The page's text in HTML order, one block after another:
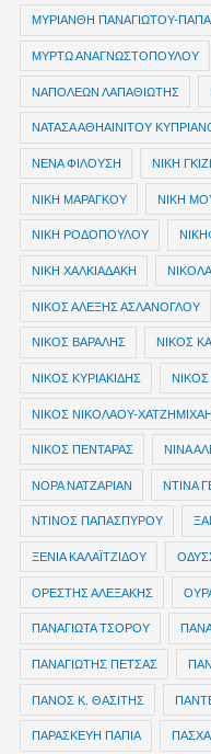
ΜΥΡΙΑΝΘΗ ΠΑΝΑΓΙΩΤΟΥ-
ΜΥΡΤΩ ΑΝΑΓΝΩΣΤΟΠΟΥΛΟΥ
ΝΑΠΟΛΕΩΝ ΛΑΠΑΘΙΩΤΗΣ
ΝΑΤΑΣΑ ΑΘΗΑΙΝΙΤΟΥ
ΝΕΝΑ ΦΙΛΟΥΣΗ ΝΙΚΗ
ΝΙΚΗ ΜΑΡΑΓΚΟΥ ΝΙΚΗ
ΝΙΚΗ ΡΟΔΟΠΟΥΛΟΥ
ΝΙΚΗ ΧΑΛΚΙΑΔΑΚΗ
ΝΙΚΟΣ ΑΛΕΞΗΣ ΑΣΛΑΝΟΓΛΟΥ
ΝΙΚΟΣ ΒΑΡΑΛΗΣ ΝΙΚΟΣ
ΝΙΚΟΣ ΚΥΡΙΑΚΙΔΗΣ
ΝΙΚΟΣ ΝΙΚΟΛΑΟΥ-
ΝΙΚΟΣ ΠΕΝΤΑΡΑΣ ΝΙΝΑ
ΝΟΡΑ ΝΑΤΖΑΡΙΑΝ ΝΤΙΝΑ
ΝΤΙΝΟΣ ΠΑΠΑΣΠΥΡΟΥ
ΞΕΝΙΑ ΚΑΛΑΪΤΖΙΔΟΥ
ΟΡΕΣΤΗΣ ΑΛΕΞΑΚΗΣ
ΠΑΝΑΓΙΩΤΑ ΤΣΟΡΟΥ
ΠΑΝΑΓΙΩΤΗΣ ΠΕΤΣΑΣ
ΠΑΝΟΣ Κ. ΘΑΣΙΤΗΣ
ΠΑΡΑΣΚΕΥΗ ΠΑΠΙΑ